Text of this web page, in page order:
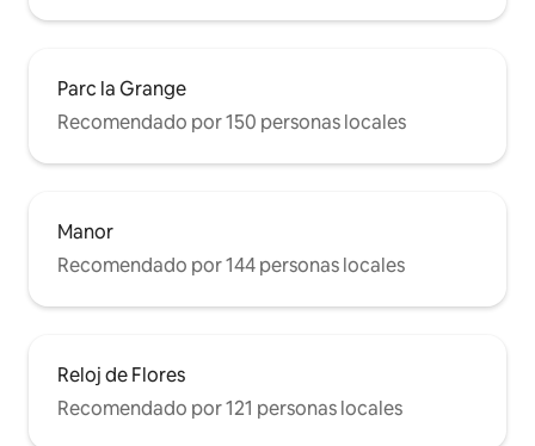
Parc la Grange
Recomendado por 150 personas locales
Manor
Recomendado por 144 personas locales
Reloj de Flores
Recomendado por 121 personas locales